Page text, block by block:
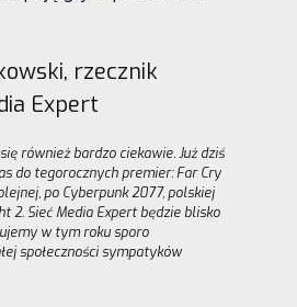
rzecznik
Expert
również bardzo ciekawie. Już dziś
do tegorocznych premier: Far Cry
po Cyberpunk 2077, polskiej
2. Sieć Media Expert będzie blisko
w tym roku sporo
społeczności sympatyków